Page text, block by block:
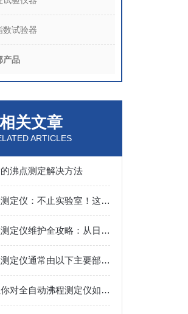
数试验器
产品
相关文章
ARTICLES
沸点测定解决方法
自动沸程测定仪：不止实验室！这些关键领域都在用它“精准控温”
自动沸程测定仪维护全攻略：从日常养护到故障预防，一步到位！
自动沸程测定仪通常由以下主要部件组成
是什么让你对全自动沸程测定仪如此看好的